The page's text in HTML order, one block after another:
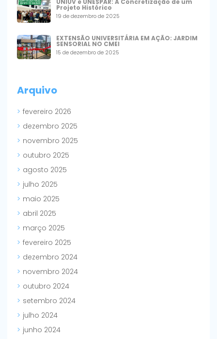
UNIUV e UNESPAR: A Concretização de um
Projeto Histórico
19 de dezembro de 2025
EXTENSÃO UNIVERSITÁRIA EM AÇÃO: JARDIM
SENSORIAL NO CMEI
15 de dezembro de 2025
Arquivo
fevereiro 2026
dezembro 2025
novembro 2025
outubro 2025
agosto 2025
julho 2025
maio 2025
abril 2025
março 2025
fevereiro 2025
dezembro 2024
novembro 2024
outubro 2024
setembro 2024
julho 2024
junho 2024